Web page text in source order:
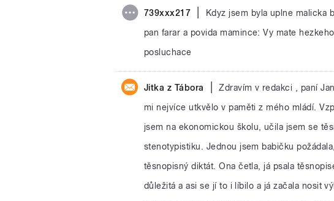
739xxx217
Kdyz jsem byla uplne malicka
pan farar a povida mamince: Vy mate
posluchace
Jitka z Tábora
Zdravím v redakci , paní
mi nejvíce utkvělo v paměti z mého mládí.
jsem na ekonomickou školu, učila jsem se
stenotypistiku. Jednou jsem babičku
těsnopisný diktát. Ona četla, já psala
důležitá a asi se jí to i líbilo a já začala nosit